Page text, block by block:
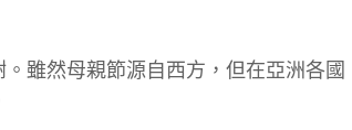
雖然母親節源自西方，但在亞洲各